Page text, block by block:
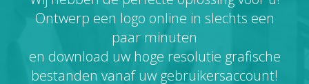
Over
Blog
Ontwerp een logo online in slechts een
paar minuten
en download uw hoge resolutie grafische
bestanden vanaf uw gebruikersaccount!